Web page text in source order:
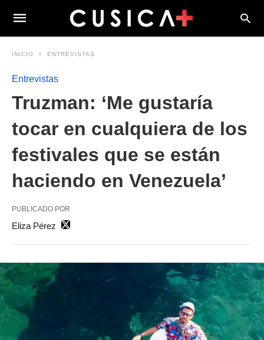
INICIO ENTREVISTAS
Entrevistas
Truzman: ‘Me gustaría
tocar en cualquiera de los
festivales que se están
haciendo en Venezuela’
PUBLICADO POR
Eliza Pérez